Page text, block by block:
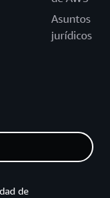
Asuntos
jurídicos
de